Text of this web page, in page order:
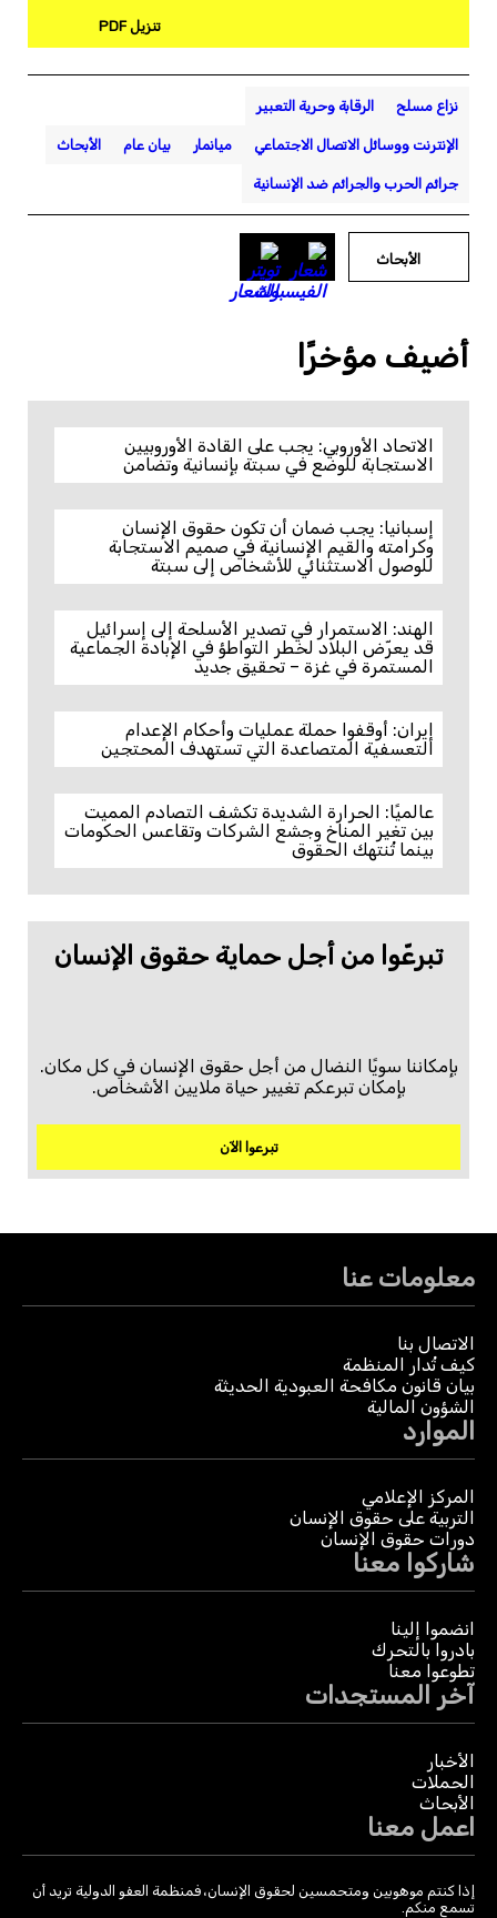
تنزيل PDF
نزاع مسلح الرقابة وحرية التعبير
الإنترنت ووسائل الاتصال الاجتماعي ميانمار بيان عام الأبحاث
جرائم الحرب والجرائم ضد الإنسانية
الأبحاث
أضيف مؤخرًا
الاتحاد الأوروبي: يجب على القادة الأوروبيين
الاستجابة للوضع في سبتة بإنسانية وتضامن
إسبانيا: يجب ضمان أن تكون حقوق الإنسان
وكرامته والقيم الإنسانية في صميم الاستجابة
للوصول الاستثنائي للأشخاص إلى سبتة
الهند: الاستمرار في تصدير الأسلحة إلى إسرائيل
قد يعرّض البلاد لخطر التواطؤ في الإبادة الجماعية
المستمرة في غزة – تحقيق جديد
إيران: أوقفوا حملة عمليات وأحكام الإعدام
التعسفية المتصاعدة التي تستهدف المحتجين
عالميًا: الحرارة الشديدة تكشف التصادم المميت
بين تغير المناخ وجشع الشركات وتقاعس الحكومات
بينما تُنتهك الحقوق
تبرعّوا من أجل حماية حقوق الإنسان
بإمكاننا سويًا النضال من أجل حقوق الإنسان في كل مكان.
بإمكان تبرعكم تغيير حياة ملايين الأشخاص.
تبرعوا الآن
معلومات عنا
الاتصال بنا
كيف تُدار المنظمة
بيان قانون مكافحة العبودية الحديثة
الشؤون المالية
الموارد
المركز الإعلامي
التربية على حقوق الإنسان
دورات حقوق الإنسان
شاركوا معنا
انضموا إلينا
بادروا بالتحرك
تطوعوا معنا
آخر المستجدات
الأخبار
الحملات
الأبحاث
اعمل معنا
إذا كنتم موهوبين ومتحمسين لحقوق الإنسان، فمنظمة العفو الدولية تريد أن
تسمع منكم.